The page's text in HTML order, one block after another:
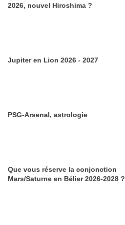
2026, nouvel Hiroshima ?
Jupiter en Lion 2026 - 2027
PSG-Arsenal, astrologie
Que vous réserve la conjonction
Mars/Saturne en Bélier 2026-2028 ?